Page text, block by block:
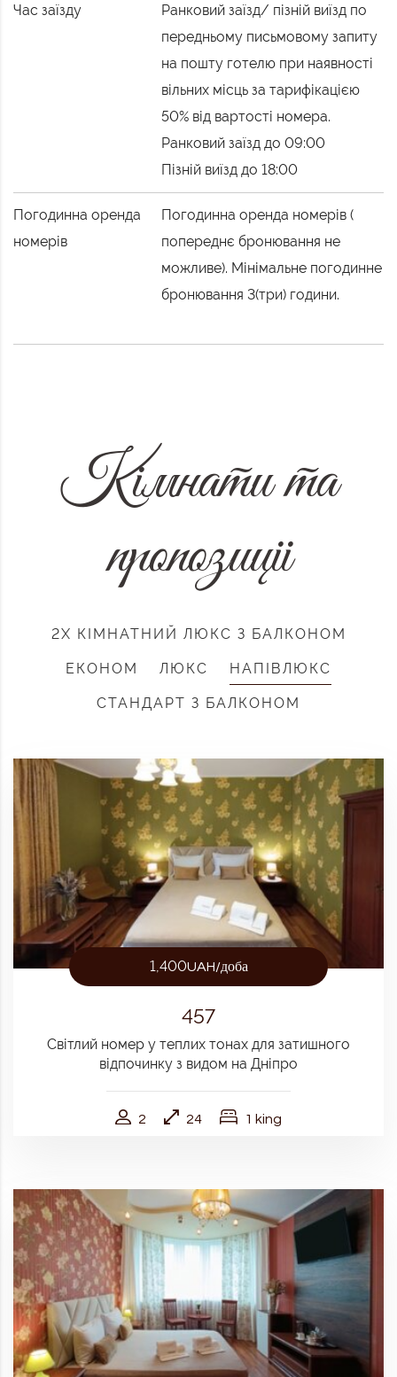
Час заїзду
Ранковий заїзд/ пізній виїзд по
передньому письмовому запиту
на пошту готелю при наявності
вільних місць за тарифікацією
50% від вартості номера.
Ранковий заїзд до 09:00
Пізній виїзд до 18:00
Погодинна оренда
номерів
Погодинна оренда номерів (
попереднє бронювання не
можливе). Мінімальне погодинне
бронювання 3(три) години.
Кімнати та
пропозиції
2Х КІМНАТНИЙ ЛЮКС З БАЛКОНОМ
ЕКОНОМ ЛЮКС НАПІВЛЮКС
СТАНДАРТ З БАЛКОНОМ
1,400UAH/доба
457
Світлий номер у теплих тонах для затишного
відпочинку з видом на Дніпро
2 24 1 king